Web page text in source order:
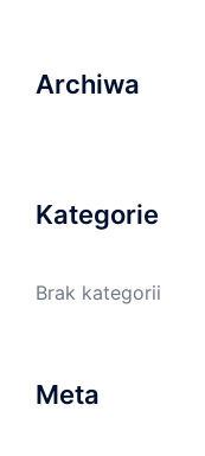
Archiwa
Kategorie
Brak kategorii
Meta